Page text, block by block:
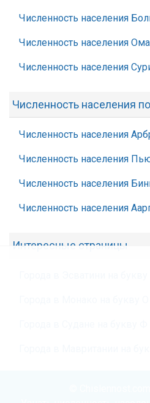
Численность населения
Численность населения
Численность населения
Численность населения
Численность населения
Численность населения
Численность населения
Численность населения
Интересные страницы